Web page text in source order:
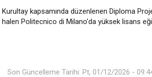
Kurultay kapsamında düzenlenen Diploma
halen Politecnico di Milano'da yüksek lisans
Son Güncelleme Tarihi: Pt, 01/12/2026 -